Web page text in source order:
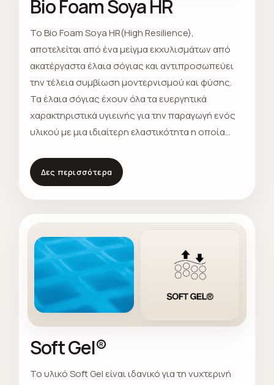
Bio Foam Soya HR
Το Bio Foam Soya HR(High Resilience),
αποτελείται από ένα μείγμα εκχυλισμάτων από
ακατέργαστα έλαια σόγιας και αντιπροσωπεύει
την τέλεια συμβίωση μοντερνισμού και φύσης.
Τα έλαια σόγιας έχουν όλα τα ευεργητικά
χαρακτηριστικά υγιεινής για την παραγωγή ενός
υλικού με μια ιδιαίτερη ελαστικότητα η οποία
ενυδάτωσης και ευεξίας κατά τη διάρκεια του
ύπνου. 'Εχει χαμηλό περιβαλλοντικό αντίκτυπο
καθώς κατασκευάζεται χωρίς τη χρήση βλαβερών
στοιχείων και σύμφωνο με τις απαιτήσεις του
ΟΕΚΟ-ΤΕΧ®Standard 100.
Δες περισσότερα
Soft Gel®
To υλικό Soft Gel είναι ιδανικό για τη νυχτερινή